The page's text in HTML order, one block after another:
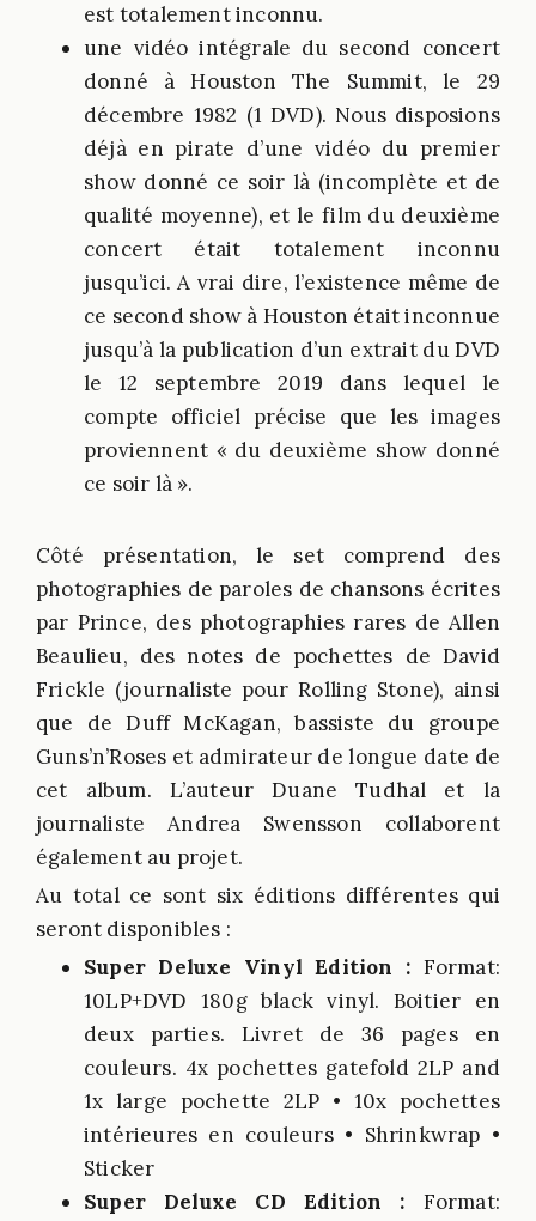
est totalement inconnu.
une vidéo intégrale du second concert
donné à Houston The Summit, le 29
décembre 1982 (1 DVD). Nous disposions
déjà en pirate d’une vidéo du premier
show donné ce soir là (incomplète et de
qualité moyenne), et le film du deuxième
concert était totalement inconnu
jusqu’ici. A vrai dire, l’existence même de
ce second show à Houston était inconnue
jusqu’à la publication d’un extrait du DVD
le 12 septembre 2019 dans lequel le
compte officiel précise que les images
proviennent « du deuxième show donné
ce soir là ».
Côté présentation, le set comprend des
photographies de paroles de chansons écrites
par Prince, des photographies rares de Allen
Beaulieu, des notes de pochettes de David
Frickle (journaliste pour Rolling Stone), ainsi
que de Duff McKagan, bassiste du groupe
Guns’n’Roses et admirateur de longue date de
cet album. L’auteur Duane Tudhal et la
journaliste Andrea Swensson collaborent
également au projet.
Au total ce sont six éditions différentes qui
seront disponibles :
Super Deluxe Vinyl Edition : Format:
10LP+DVD 180g black vinyl. Boitier en
deux parties. Livret de 36 pages en
couleurs. 4x pochettes gatefold 2LP and
1x large pochette 2LP • 10x pochettes
intérieures en couleurs • Shrinkwrap •
Sticker
Super Deluxe CD Edition : Format: